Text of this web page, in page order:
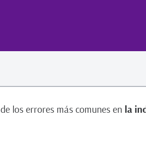
los errores más comunes en la